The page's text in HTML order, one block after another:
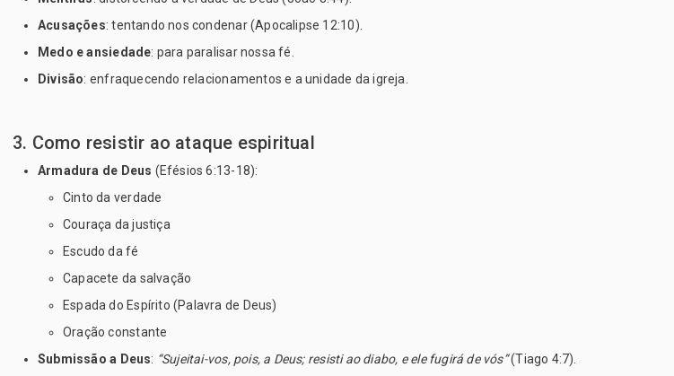
Acusações: tentando nos condenar (Apocalipse 12:10).
Medo e ansiedade: para paralisar nossa fé.
Divisão: enfraquecendo relacionamentos e a unidade da igreja.
3. Como resistir ao ataque espiritual
Armadura de Deus (Efésios 6:13-18):
Cinto da verdade
Couraça da justiça
Escudo da fé
Capacete da salvação
Espada do Espírito (Palavra de Deus)
Oração constante
Submissão a Deus: “Sujeitai-vos, pois, a Deus; resisti ao diabo, e ele fugirá de vós” (Tiago 4:7).